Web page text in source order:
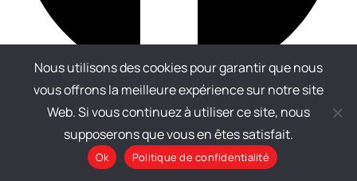
Partager
Nous utilisons des cookies pour garantir que nous
vous offrons la meilleure expérience sur notre site
Web. Si vous continuez à utiliser ce site, nous
supposerons que vous en êtes satisfait.
Ok Politique de confidentialité